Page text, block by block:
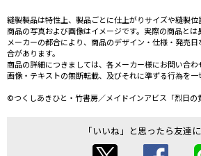
縫製製品は特性上、製品ごとに仕上がりサイズや縫製位
商品の写真および画像はイメージです。実際の商品とは
メーカーの都合により、商品のデザイン・仕様・発売
合があります。
商品の詳細につきましては、各メーカー様にお問い合わ
画像・テキストの無断転載、及びそれに準ずる行為を一
©つくしあきひと・竹書房／メイドインアビス「烈日の
「いいね」と思ったら友達